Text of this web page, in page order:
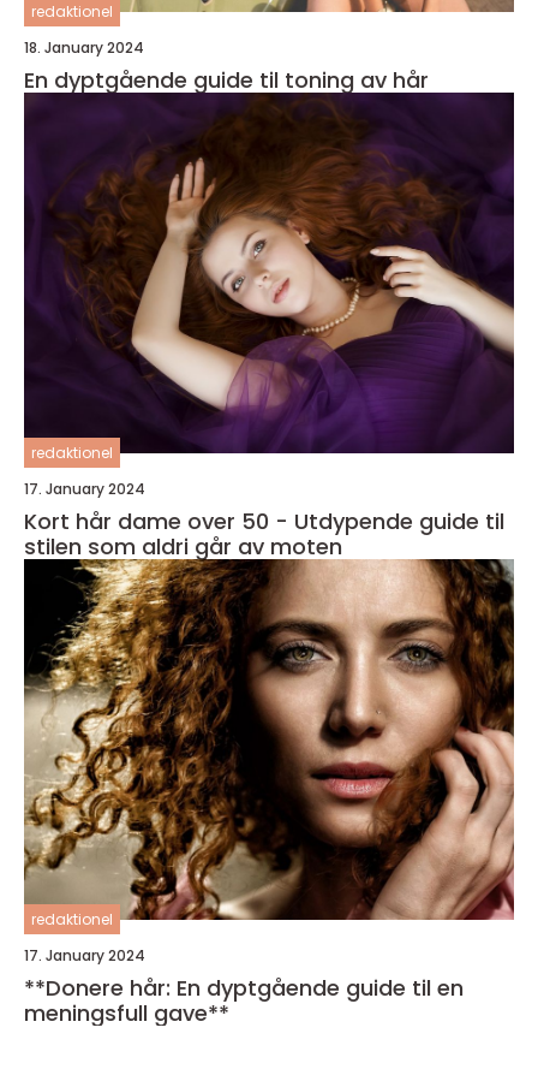
redaktionel
18. January 2024
En dyptgående guide til toning av hår
redaktionel
17. January 2024
Kort hår dame over 50 - Utdypende guide til
stilen som aldri går av moten
redaktionel
17. January 2024
**Donere hår: En dyptgående guide til en
meningsfull gave**